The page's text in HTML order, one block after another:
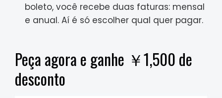
boleto, você recebe duas faturas: mensal
e anual. Aí é só escolher qual quer pagar.
Peça agora e ganhe ￥1,500 de
desconto